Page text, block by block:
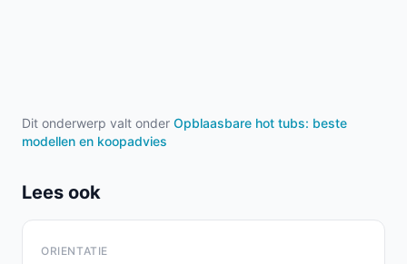
Dit onderwerp valt onder Opblaasbare hot tubs: beste
modellen en koopadvies
Lees ook
ORIENTATIE